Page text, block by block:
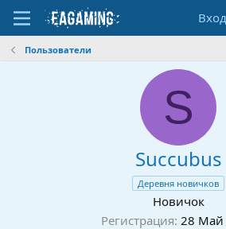
Вход
Пользователи
S
Succubus
Деревня новичков
Новичок
Регистрация 28 Май